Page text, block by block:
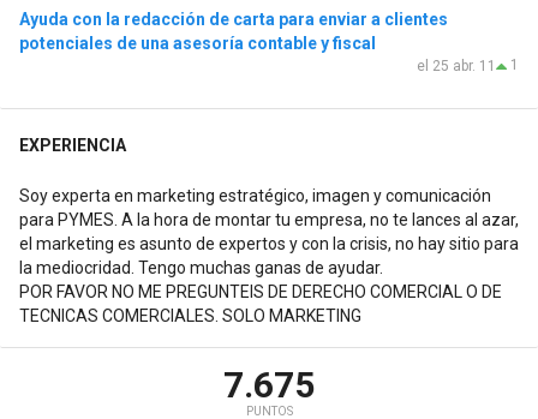
Ayuda con la redacción de carta para enviar a clientes
potenciales de una asesoría contable y fiscal
1
el 25 abr. 11
EXPERIENCIA
Soy experta en marketing estratégico, imagen y comunicación
para PYMES. A la hora de montar tu empresa, no te lances al azar,
el marketing es asunto de expertos y con la crisis, no hay sitio para
la mediocridad. Tengo muchas ganas de ayudar.
POR FAVOR NO ME PREGUNTEIS DE DERECHO COMERCIAL O DE
TECNICAS COMERCIALES. SOLO MARKETING
7.675
PUNTOS